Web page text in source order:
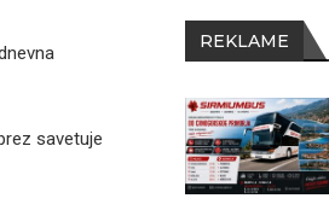
savetuje
REKLAME